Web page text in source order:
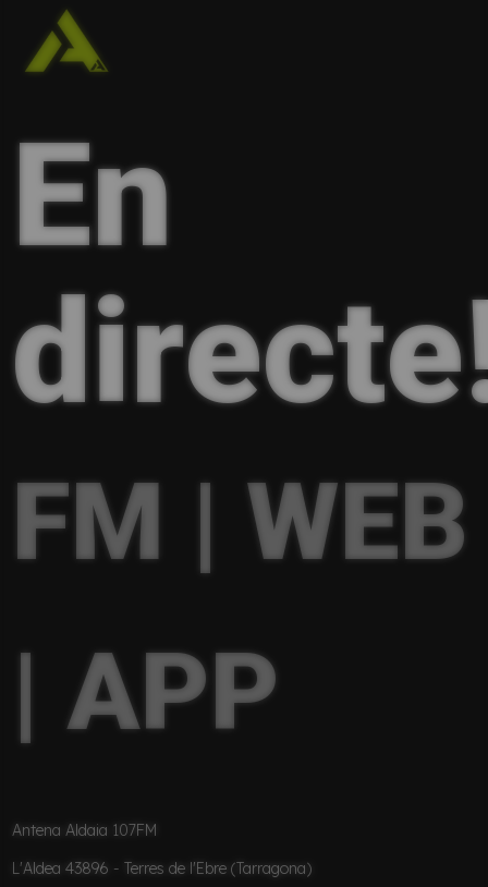
En
FM | WEB
| APP
Antena Aldaia 107FM
L'Aldea 43896 - Terres de l'Ebre (Tarragona)